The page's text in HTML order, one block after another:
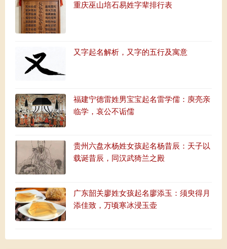
重庆巫山培石易姓字辈排行表
又字起名解析，又字的五行及寓意
福建宁德雷姓男宝宝起名雷学儒：庾亮亲
临学，哀公不诟儒
贵州六盘水杨姓女孩起名杨昔辰：天子以
载诞昔辰，同汉武猗兰之殿
广东韶关廖姓女孩起名廖添玉：须臾得月
添佳致，万顷寒冰浸玉壶